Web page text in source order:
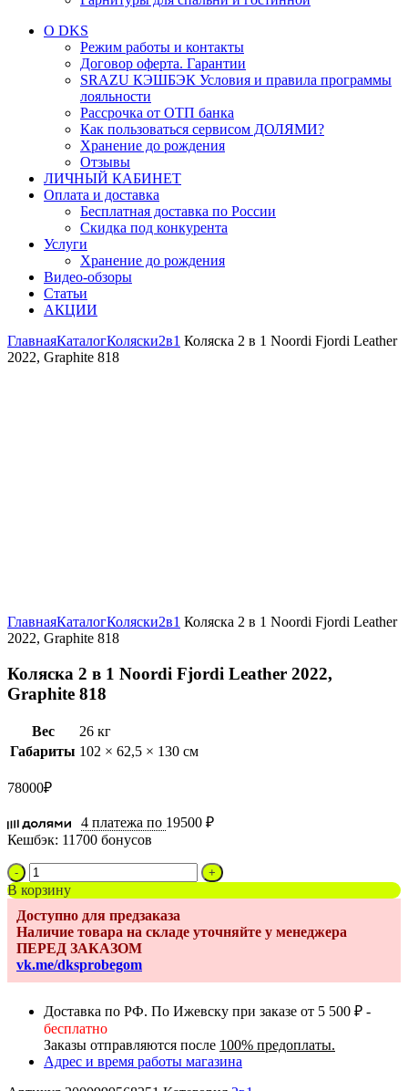
О DKS
Режим работы и контакты
Договор оферта. Гарантии
SRAZU КЭШБЭК Условия и правила программы
лояльности
Рассрочка от ОТП банка
Как пользоваться сервисом ДОЛЯМИ?
Хранение до рождения
Отзывы
ЛИЧНЫЙ КАБИНЕТ
Оплата и доставка
Бесплатная доставка по России
Скидка под конкурента
Услуги
Хранение до рождения
Видео-обзоры
Статьи
АКЦИИ
ГлавнаяКаталогКоляски2в1 Коляска 2 в 1 Noordi Fjordi Leather
2022, Graphite 818
ГлавнаяКаталогКоляски2в1 Коляска 2 в 1 Noordi Fjordi Leather
2022, Graphite 818
Коляска 2 в 1 Noordi Fjordi Leather 2022,
Graphite 818
Вес
26 кг
Габариты 102 × 62,5 × 130 см
78000₽
4 платежа по 19500 ₽
Кешбэк: 11700 бонусов
Количество
товара
Коляска
2
в
1
Noordi
Fjordi
2022,
Graphite
818
В корзину
Доступно для предзаказа
Наличие товара на складе уточняйте у менеджера
ПЕРЕД ЗАКАЗОМ
vk.me/dksprobegom
Доставка по РФ. По Ижевску при заказе от 5 500 ₽ -
бесплатно
Заказы отправляются после 100% предоплаты.
Адрес и время работы магазина